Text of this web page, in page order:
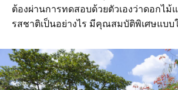
ต้องผ่านการทดสอบด้วยตัวเองว่าดอกไม้
รสชาติเป็นอย่างไร มีคุณสมบัติพิเศษแบบ